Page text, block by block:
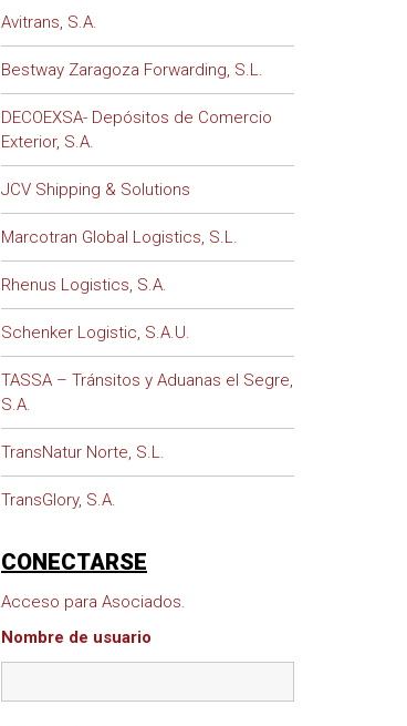
Avitrans, S.A.
Bestway Zaragoza Forwarding, S.L.
DECOEXSA- Depósitos de Comercio
Exterior, S.A.
JCV Shipping & Solutions
Marcotran Global Logistics, S.L.
Rhenus Logistics, S.A.
Schenker Logistic, S.A.U.
TASSA – Tránsitos y Aduanas el Segre,
S.A.
TransNatur Norte, S.L.
TransGlory, S.A.
CONECTARSE
Acceso para Asociados.
Nombre de usuario